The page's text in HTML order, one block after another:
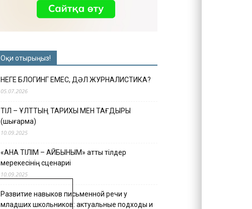
Оқи отырыңыз!
НЕГЕ БЛОГИНГ ЕМЕС, ДӘЛ ЖУРНАЛИСТИКА?
05.07.2026
ТІЛ – ҰЛТТЫҢ ТАРИХЫ МЕН ТАҒДЫРЫ
(шығарма)
10.09.2025
«АНА ТІЛІМ – АЙБЫНЫМ» атты тілдер
мерекесінің сценариі
10.09.2025
Развитие навыков письменной речи у
младших школьников: актуальные подходы и